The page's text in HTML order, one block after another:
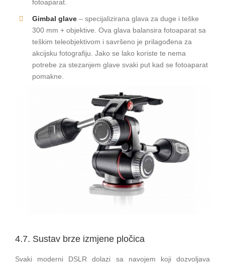
fotoaparat.
Gimbal glave– specijalizirana glava za duge i teške
300 mm + objektive. Ova glava balansira fotoaparat sa
teškim teleobjektivom i savršeno je prilagođena za
akcijsku fotografiju. Jako se lako koriste te nema
potrebe za stezanjem glave svaki put kad se fotoaparat
pomakne.
4.7. Sustav brze izmjene pločica
Svaki moderni DSLR dolazi sa navojem koji dozvoljava